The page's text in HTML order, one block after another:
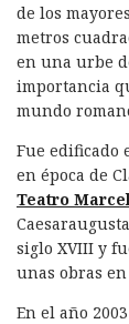
de los
metros
en una urbe
importancia
mundo
Fue edificado
en época de
Teatro
siglo XVIII y
unas obras
En el año